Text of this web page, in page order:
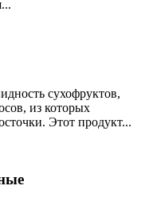
сухофруктов,
из которых
Этот продукт...